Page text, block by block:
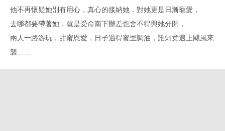
他不再懷疑她別有用心，真心的接納她，對她更是日漸寵愛，
去哪都要帶著她，就是受命南下辦差也舍不得與她分開，
兩人一路游玩，甜蜜恩愛，日子過得蜜里調油，誰知竟遇上颶風來
襲……